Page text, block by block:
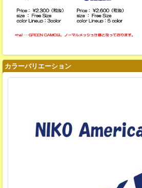
カラーバリエーション